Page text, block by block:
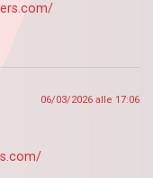
06/03/2026 alle 17:06